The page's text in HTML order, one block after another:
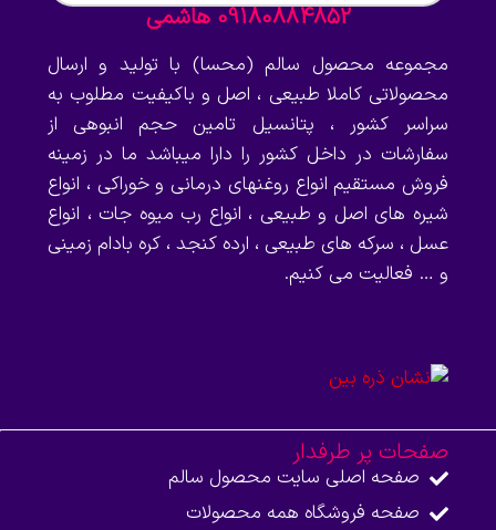
09180884852 هاشمی
مجموعه محصول سالم (محسا) با تولید و ارسال
محصولاتی کاملا طبیعی ، اصل و باکیفیت مطلوب به
سراسر کشور ، پتانسیل تامین حجم انبوهی از
سفارشات در داخل کشور را دارا میباشد ما در زمینه
فروش مستقیم انواع روغنهای درمانی و خوراکی ، انواع
شیره های اصل و طبیعی ، انواع رب میوه جات ، انواع
عسل ، سرکه های طبیعی ، ارده کنجد ، کره بادام زمینی
و … فعالیت می کنیم.
صفحات پر طرفدار
صفحه اصلی سایت محصول سالم
صفحه فروشگاه همه محصولات​